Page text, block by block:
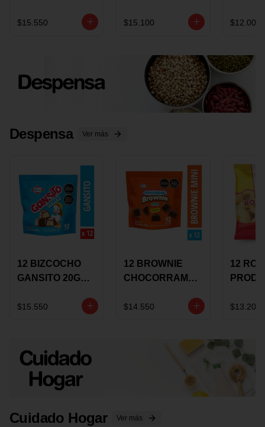
85 GRS
$15.550
85 GRS
$15.100 $12.000
Despensa Ver más
12 BIZCOCHO
GANSITO 20G
MERMELADA
$15.550
12 BROWNIE
CHOCORRAMO
X 20 GRS
$14.550
12
X 15
$13.200
Cuidado Hogar Ver más